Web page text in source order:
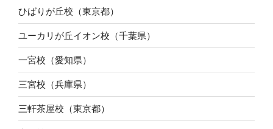
ひばりが丘校（東京都）
ユーカリが丘イオン校（千葉県）
一宮校（愛知県）
三宮校（兵庫県）
三軒茶屋校（東京都）